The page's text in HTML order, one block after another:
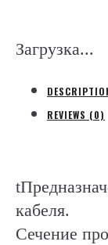
Загрузка...
REVIEWS (0)
кабеля.
Сечение